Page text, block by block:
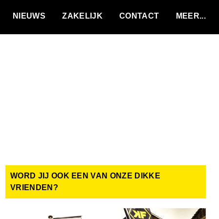
NIEUWS ZAKELIJK CONTACT
WORD JIJ OOK EEN VAN ONZE DIKKE
VRIENDEN?